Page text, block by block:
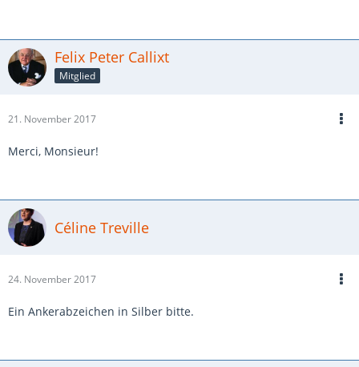
Felix Peter Callixt
Mitglied
21. November 2017
Merci, Monsieur!
Céline Treville
24. November 2017
Ein Ankerabzeichen in Silber bitte.